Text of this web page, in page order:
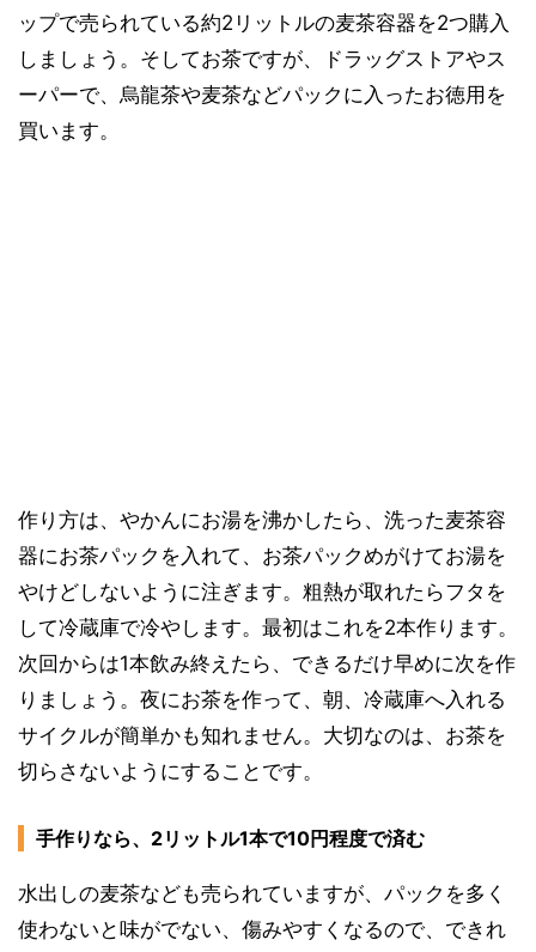
ップで売られている約2リットルの麦茶容器を2つ購入
しましょう。そしてお茶ですが、ドラッグストアやス
ーパーで、烏龍茶や麦茶などパックに入ったお徳用を
買います。
作り方は、やかんにお湯を沸かしたら、洗った麦茶容
器にお茶パックを入れて、お茶パックめがけてお湯を
やけどしないように注ぎます。粗熱が取れたらフタを
して冷蔵庫で冷やします。最初はこれを2本作ります。
次回からは1本飲み終えたら、できるだけ早めに次を作
りましょう。夜にお茶を作って、朝、冷蔵庫へ入れる
サイクルが簡単かも知れません。大切なのは、お茶を
切らさないようにすることです。
手作りなら、2リットル1本で10円程度で済む
水出しの麦茶なども売られていますが、パックを多く
使わないと味がでない、傷みやすくなるので、できれ